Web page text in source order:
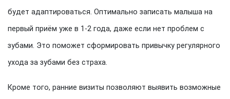
будет адаптироваться. Оптимально записать малыша на
первый приём уже в 1-2 года, даже если нет проблем с
зубами. Это поможет сформировать привычку регулярного
ухода за зубами без страха.
Кроме того, ранние визиты позволяют выявить возможные